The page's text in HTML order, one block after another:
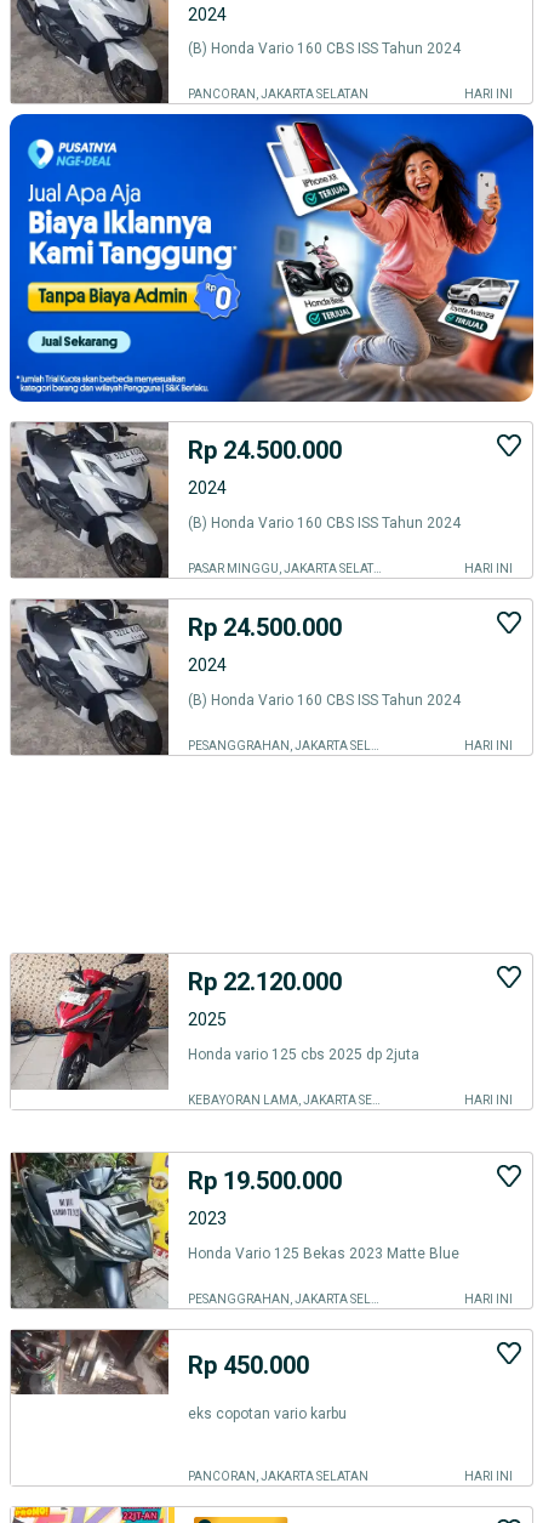
2024
(B) Honda Vario 160 CBS ISS Tahun 2024
PANCORAN, JAKARTA SELATAN HARI INI
Rp 24.500.000
2024
(B) Honda Vario 160 CBS ISS Tahun 2024
PASAR MINGGU, JAKARTA SELATAN HARI INI
Rp 24.500.000
2024
(B) Honda Vario 160 CBS ISS Tahun 2024
HARI INI
Rp 22.120.000
2025
Honda vario 125 cbs 2025 dp 2juta
HARI INI
Rp 19.500.000
2023
Honda Vario 125 Bekas 2023 Matte Blue
HARI INI
Rp 450.000
eks copotan vario karbu
PANCORAN, JAKARTA SELATAN HARI INI